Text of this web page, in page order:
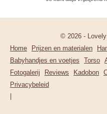
© 2026 -
Home
Prijzen en materialen
Babyhandjes en voetjes
Torso
Fotogalerij
Reviews Kadobon
Privacybeleid